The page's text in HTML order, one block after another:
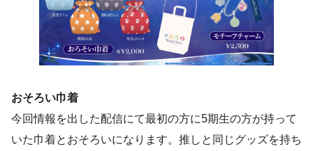
おそろい巾着
今回情報を出した配信にて最初の方に5期生の方が持って
いた巾着とおそろいになります。推しと同じグッズを持ち